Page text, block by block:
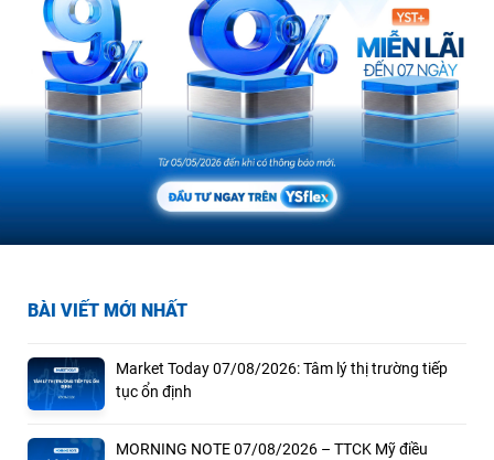
BÀI VIẾT MỚI NHẤT
Market Today 07/08/2026: Tâm lý thị trường tiếp
tục ổn định
MORNING NOTE 07/08/2026 – TTCK Mỹ điều